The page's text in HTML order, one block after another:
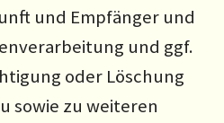
und Empfänger und
und ggf.
oder Löschung
sowie zu weiteren